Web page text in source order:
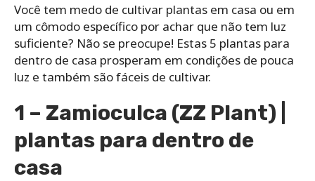
Você tem medo de cultivar plantas em casa ou em
um cômodo específico por achar que não tem luz
suficiente? Não se preocupe! Estas 5 plantas para
dentro de casa prosperam em condições de pouca
luz e também são fáceis de cultivar.
1 – Zamioculca (ZZ Plant) |
plantas para dentro de
casa